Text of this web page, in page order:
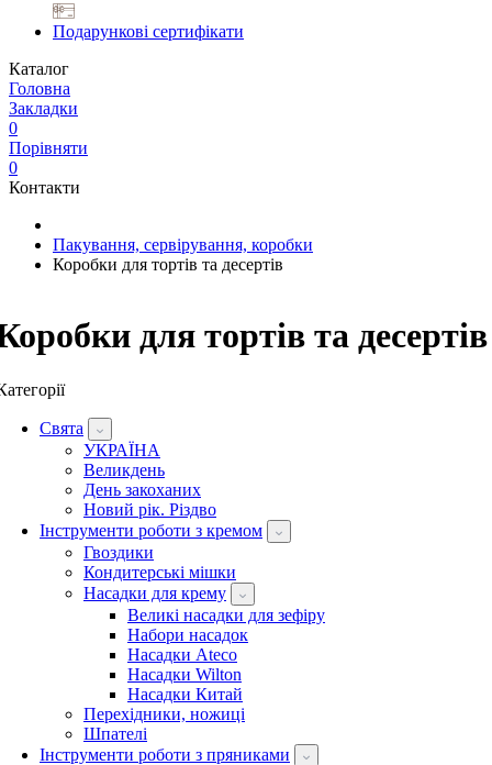
Подарункові сертифікати
Каталог
Головна
Закладки
0
Порівняти
0
Контакти
Пакування, сервірування, коробки
Коробки для тортів та десертів
для тортів та десертів
Свята
УКРАЇНА
Великдень
День закоханих
Новий рік. Різдво
Інструменти роботи з кремом
Гвоздики
Кондитерські мішки
Насадки для крему
Великі насадки для зефіру
Набори насадок
Насадки Ateco
Насадки Wilton
Насадки Китай
Перехідники, ножиці
Шпателі
Інструменти роботи з пряниками